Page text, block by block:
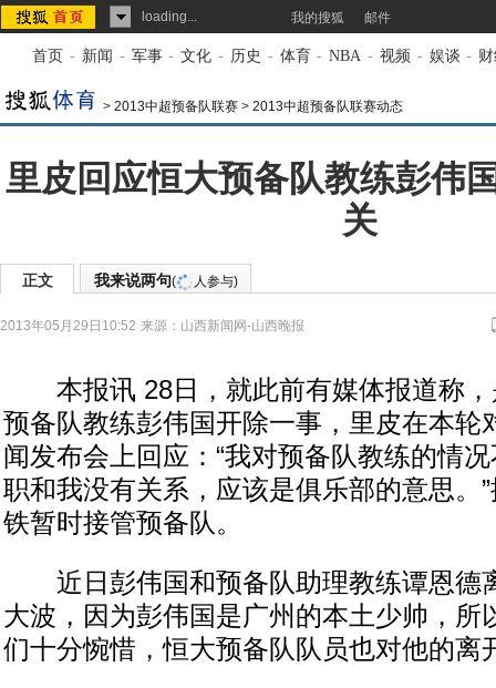
loading... 我的搜狐 邮件
首页 - 新闻 - 军事 - 文化 - 历史 - 体育 - NBA - 视频 - 娱谈 -
> 2013中超预备队联赛 > 2013中超预备队联赛动态
里皮回应恒大预备队教练彭伟
关
正文 我来说两句( 人参与)
2013年05月29日10:52 来源： 山西新闻网-山西晚报
本报讯 28日，就此前有媒体报道称，
预备队教练彭伟国开除一事，里皮在本轮
闻发布会上回应：“我对预备队教练的情
职和我没有关系，应该是俱乐部的意思。
铁暂时接管预备队。
近日彭伟国和预备队助理教练谭恩德
大波，因为彭伟国是广州的本土少帅，所
们十分惋惜，恒大预备队队员也对他的离